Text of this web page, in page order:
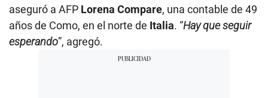
aseguró a AFP Lorena Compare, una contable de 49
años de Como, en el norte de Italia. “Hay que seguir
esperando”, agregó.